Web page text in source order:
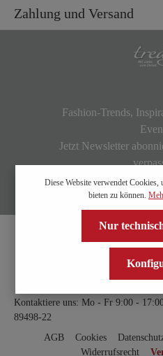
Zahlung und Versand
Fashion-Trends,
Jetzt Newsletter
Kontaktiere uns: Mo - Fr 9:00 -
89498-22
AGB
Cookies
Widerrufsrecht
Diese Website verwendet
bieten zu können.
Nur